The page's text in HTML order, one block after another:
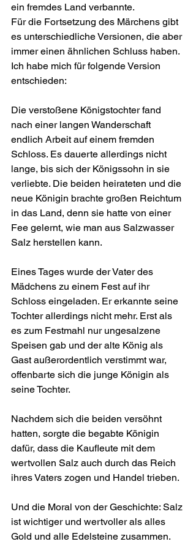
ein fremdes Land verbannte.
Für die Fortsetzung des Märchens gibt
es unterschiedliche Versionen, die aber
immer einen ähnlichen Schluss haben.
Ich habe mich für folgende Version
entschieden:
Die verstoßene Königstochter fand
nach einer langen Wander­schaft
endlich Arbeit auf einem fremden
Schloss. Es dauerte allerdings nicht
lange, bis sich der Königssohn in sie
verliebte. Die beiden heirateten und die
neue Königin brachte großen Reichtum
in das Land, denn sie hatte von einer
Fee gelernt, wie man aus Salzwasser
Salz herstellen kann.
Eines Tages wurde der Vater des
Mädchens zu einem Fest auf ihr
Schloss eingeladen. Er erkannte seine
Tochter allerdings nicht mehr. Erst als
es zum Festmahl nur ungesalzene
Speisen gab und der alte König als
Gast außerordentlich verstimmt war,
offenbarte sich die junge Königin als
seine Tochter.
Nachdem sich die beiden versöhnt
hatten, sorgte die begabte Königin
dafür, dass die Kaufleute mit dem
wertvollen Salz auch durch das Reich
ihres Vaters zogen und Handel trieben.
Und die Moral von der Geschichte: Salz
ist wichtiger und wertvoller als alles
Gold und alle Edelsteine zusammen.